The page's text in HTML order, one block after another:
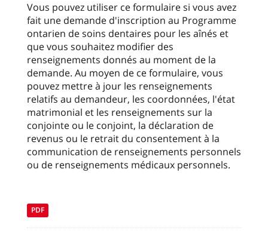
Vous pouvez utiliser ce formulaire si vous avez
fait une demande d'inscription au Programme
ontarien de soins dentaires pour les aînés et
que vous souhaitez modifier des
renseignements donnés au moment de la
demande. Au moyen de ce formulaire, vous
pouvez mettre à jour les renseignements
relatifs au demandeur, les coordonnées, l'état
matrimonial et les renseignements sur la
conjointe ou le conjoint, la déclaration de
revenus ou le retrait du consentement à la
communication de renseignements personnels
ou de renseignements médicaux personnels.
PDF